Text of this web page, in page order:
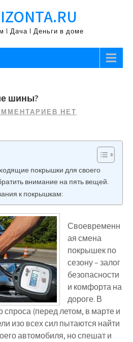
l Дача l Деньги в доме
шины?
НЕТ
покрышки для своего
внимание на пять вещей.
к покрышкам:
Своевременн
ая смена
покрышек по
сезону – залог
безопасности
и комфорта на
дороге. В
(перед летом, в марте и
изо всех сил пытаются найти
автомобиля, но спешат и